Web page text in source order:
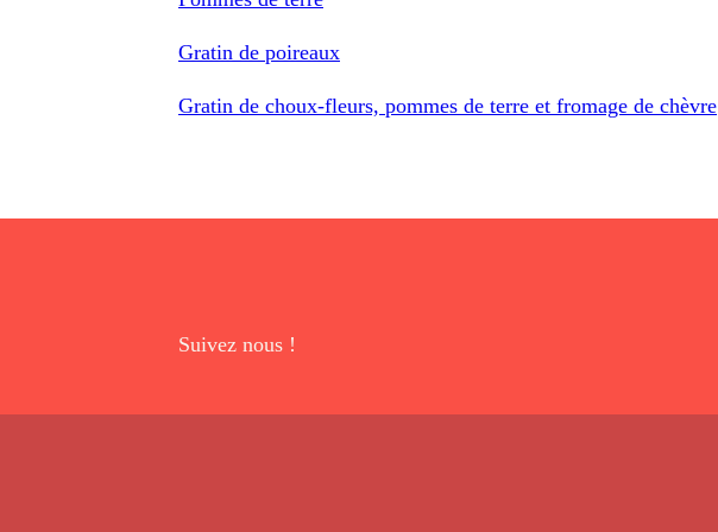
Gratin de poireaux
Gratin de choux-fleurs, pommes de terre et fromage de chèvre
Suivez nous !